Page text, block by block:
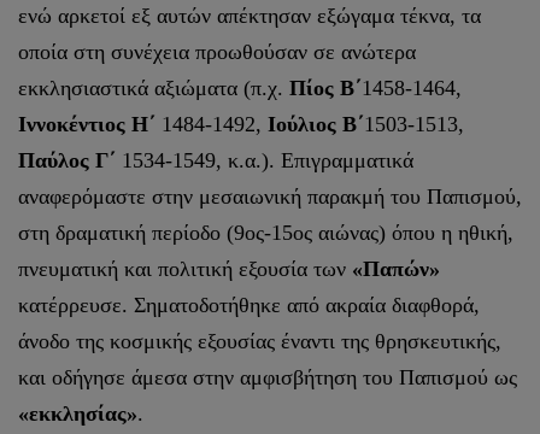
ενώ αρκετοί εξ αυτών απέκτησαν εξώγαμα τέκνα, τα
οποία στη συνέχεια προωθούσαν σε ανώτερα
εκκλησιαστικά αξιώματα (π.χ. Πίος Β΄1458-1464,
Ιννοκέντιος Η΄ 1484-1492, Ιούλιος Β΄1503-1513,
Παύλος Γ΄ 1534-1549, κ.α.). Επιγραμματικά
αναφερόμαστε στην μεσαιωνική παρακμή του Παπισμού,
στη δραματική περίοδο (9ος-15ος αιώνας) όπου η ηθική,
πνευματική και πολιτική εξουσία των «Παπών»
κατέρρευσε. Σηματοδοτήθηκε από ακραία διαφθορά,
άνοδο της κοσμικής εξουσίας έναντι της θρησκευτικής,
και οδήγησε άμεσα στην αμφισβήτηση του Παπισμού ως
«εκκλησίας».